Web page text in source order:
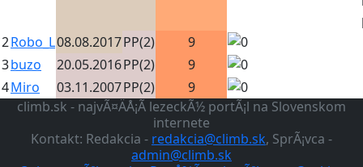
2Robo_L08.08.2017PP(2)
9
3buzo 20.05.2016PP(2)
9
4Miro 03.11.2007PP(2)
9
climb.sk - najvÃ¤ÄÅ¡Ã­ lezeckÃ½ portÃ¡l na Slovenskom
internete
Kontakt: Redakcia - redakcia@climb.sk, SprÃ¡vca -
admin@climb.sk